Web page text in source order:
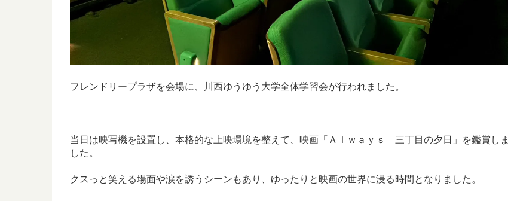
フレンドリープラザを会場に、川西ゆうゆう大学全体学習会が行われました。
当日は映写機を設置し、本格的な上映環境を整えて、映画「Ａｌｗａｙｓ 三丁目の夕日」を鑑賞しま
した。
クスっと笑える場面や涙を誘うシーンもあり、ゆったりと映画の世界に浸る時間となりました。